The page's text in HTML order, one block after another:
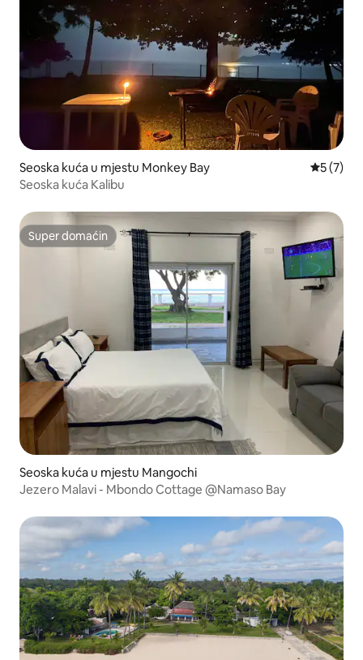
Seoska kuća u mjestu Monkey Bay
5 (7)
Seoska kuća Kalibu
Super domaćin
Super domaćin
Seoska kuća u mjestu Mangochi
Jezero Malavi - Mbondo Cottage @Namaso Bay